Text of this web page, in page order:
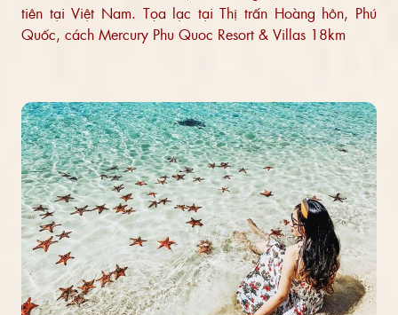
tiên tại Việt Nam. Tọa lạc tại Thị trấn Hoàng hôn, Phú
Quốc, cách Mercury Phu Quoc Resort & Villas 18km